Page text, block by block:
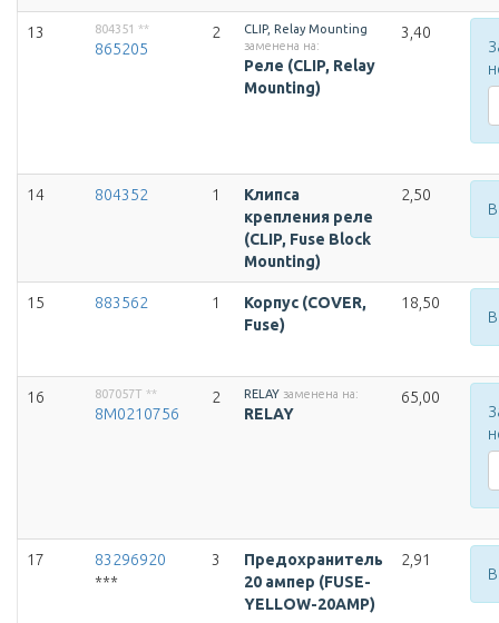
13 804351 **
865205
2
CLIP, Relay Mounting
заменена на:
Реле (CLIP, Relay
Mounting)
3,40
14 804352 1
Клипса
крепления реле
(CLIP, Fuse Block
Mounting)
2,50
15 883562 1
Корпус (COVER,
Fuse)
18,50
16 807057T **
8M0210756
2 RELAY заменена на:
RELAY
65,00
17
83296920
***
3
Предохранитель
20 ампер (FUSE-
YELLOW-20AMP)
2,91